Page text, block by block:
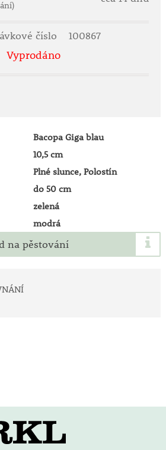
číslo 100867
Vyprodáno
Bacopa Giga blau
10,5 cm
Plné slunce, Polostín
do 50 cm
zelená
modrá
na pěstování